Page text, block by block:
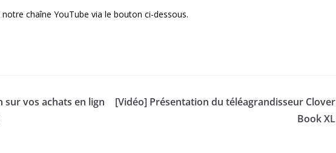
chaîne YouTube via le bouton ci-dessous.
sur vos achats en lign
[Vidéo] Présentation du téléagrandisseur Clover
Book XL